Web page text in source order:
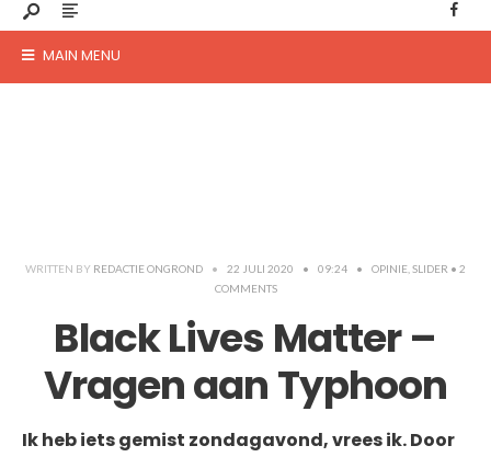
MAIN MENU
WRITTEN BY REDACTIE ONGROND • 22 JULI 2020 • 09:24 • OPINIE SLIDER • 2
COMMENTS
Black Lives Matter –
Vragen aan Typhoon
Ik heb iets gemist zondagavond, vrees ik. Door